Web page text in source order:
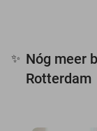
✨ Nóg meer
Rotterdam